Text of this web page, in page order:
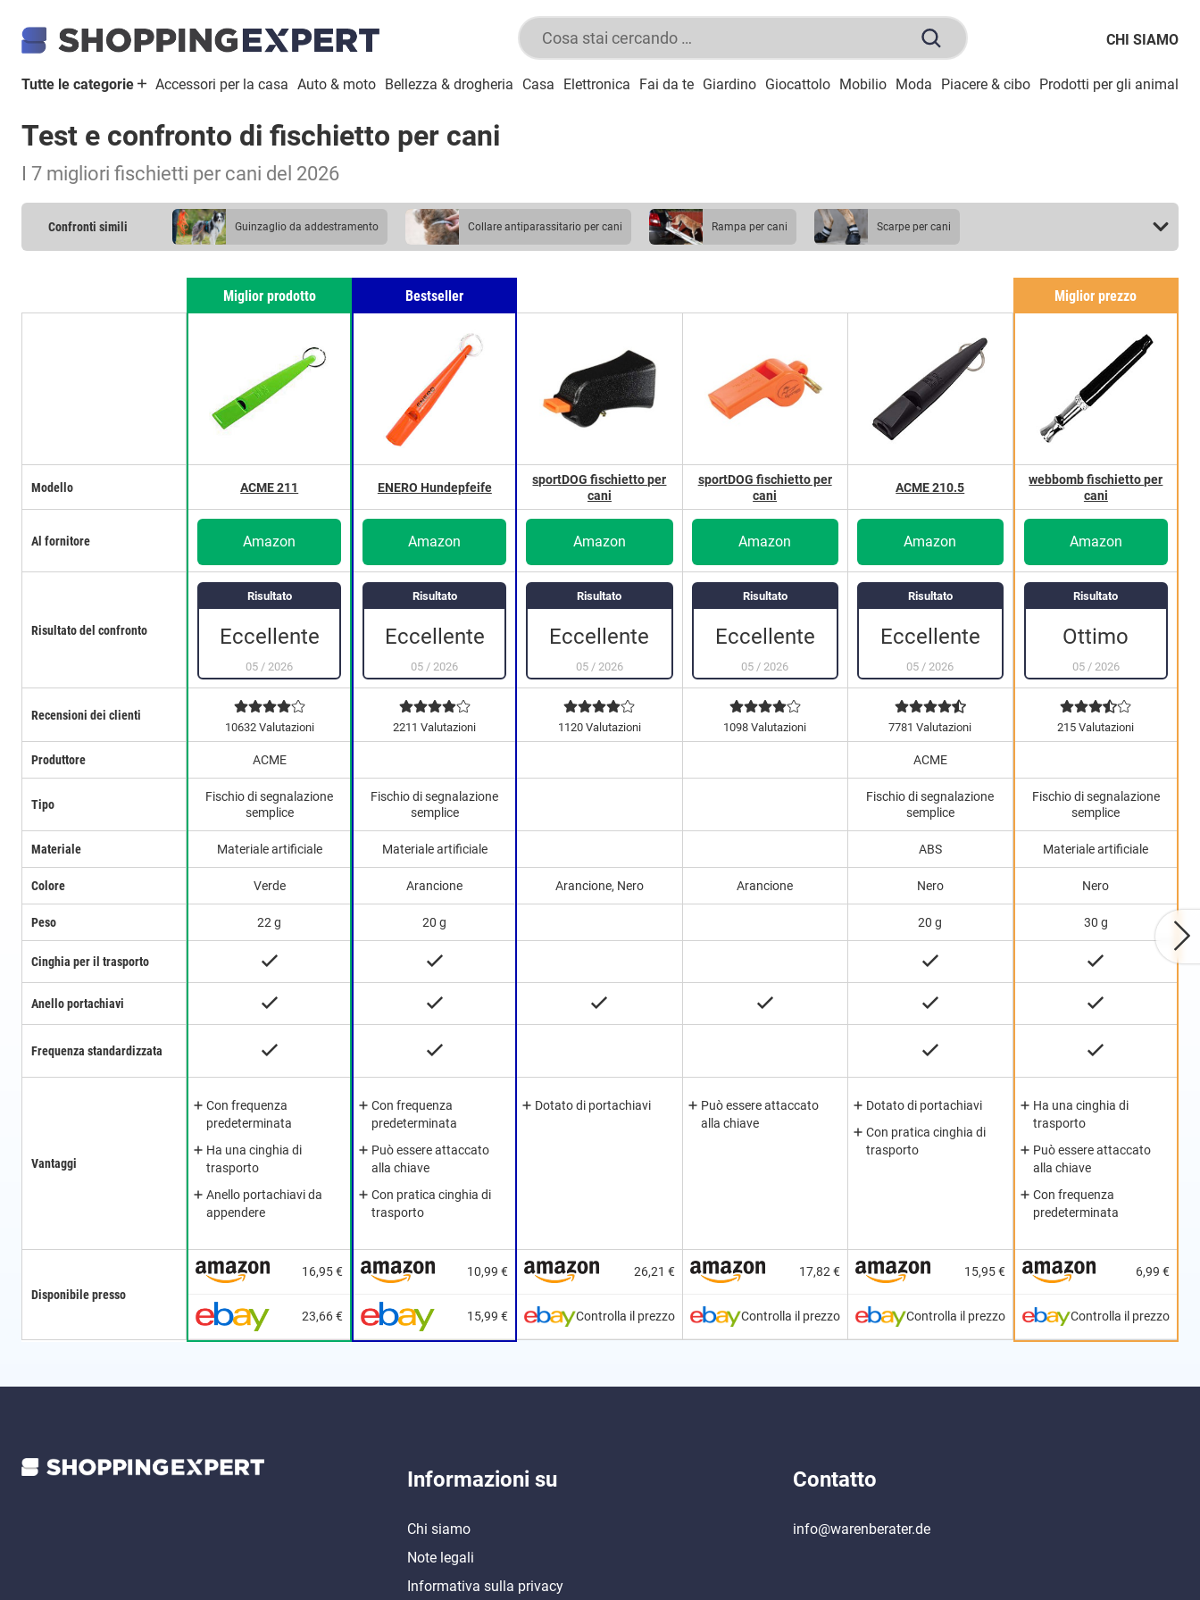
CHI SIAMO
Tutte le categorie Accessori per la casa Auto & moto Bellezza & drogheria Casa Elettronica Fai da te Giardino Giocattolo Mobilio Moda Piacere & cibo Prodotti per gli animali
Test e confronto di fischietto per cani
I 7 migliori fischietti per cani del 2026
Confronti simili guinzaglio da addestramento collare antiparassitario per cani rampa per cani scarpe per cani
Risultato del confronto
Modello
Recensioni dei clienti
Al fornitore
Disponibile presso
Produttore
Tipo
Materiale
Colore
Peso
Cinghia per il trasporto
Anello portachiavi
Frequenza standardizzata
Vantaggi
Miglior prodotto
Risultato
Eccellente
05 / 2026
ACME 211
10632 Valutazioni
Amazon
16,95 €
23,66 €
ACME
Fischio di segnalazione
semplice
Materiale artificiale
Verde
22 g
Con frequenza
predeterminata
Ha una cinghia di
trasporto
Anello portachiavi da
appendere
Bestseller
Risultato
Eccellente
05 / 2026
ENERO Hundepfeife
2211 Valutazioni
Amazon
10,99 €
15,99 €
Fischio di segnalazione
semplice
Materiale artificiale
Arancione
20 g
Con frequenza
predeterminata
Può essere attaccato
alla chiave
Con pratica cinghia di
trasporto
Risultato
Eccellente
05/ 2026
sportDOG fischietto per
cani
1120 Valutazioni
Amazon
26,21 €
Controlla il prezzo
Arancione, Nero
Dotato di portachiavi
Risultato
Eccellente
05 / 2026
sportDOG fischietto per
cani
1098 Valutazioni
Amazon
17,82 €
Controlla il prezzo
Arancione
Può essere attaccato
alla chiave
Risultato
Eccellente
05 / 2026
ACME 210.5
7781 Valutazioni
Amazon
15,95 €
Controlla il prezzo
ACME
Fischio di segnalazione
semplice
ABS
Nero
20 g
Dotato di portachiavi
Con pratica cinghia di
trasporto
Miglior prezzo
Risultato
Ottimo
05/ 2026
webbomb fischietto per
cani
215 Valutazioni
Amazon
6,99 €
Controlla il prezzo
Fischio di segnalazione
semplice
Materiale artificiale
Nero
30 g
Ha una cinghia di
trasporto
Può essere attaccato
alla chiave
Con frequenza
predeterminata
Informazioni su
Chi siamo
Note legali
Informativa sulla privacy
Contatto
info@warenberater.de